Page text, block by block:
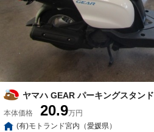
ヤマハ GEAR パーキングスタンド
本体価格 20.9万円
(有)モトランド宮内（愛媛県）